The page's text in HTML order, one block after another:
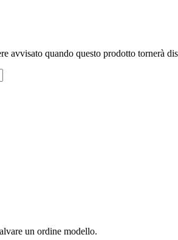
avvisato quando questo prodotto tornerà
un ordine modello.